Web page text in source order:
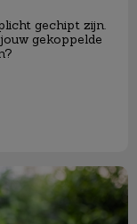
gechipt zijn.
gekoppelde